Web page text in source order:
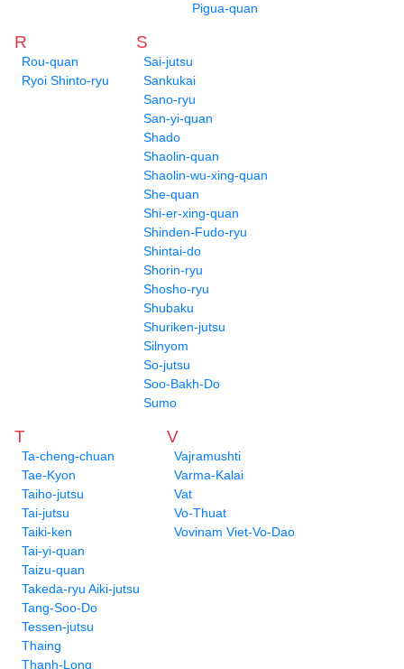
Pigua-quan
R
Rou-quan
Ryoi Shinto-ryu
S
Sai-jutsu
Sankukai
Sano-ryu
San-yi-quan
Shado
Shaolin-quan
Shaolin-wu-xing-quan
She-quan
Shi-er-xing-quan
Shinden-Fudo-ryu
Shintai-do
Shorin-ryu
Shosho-ryu
Shubaku
Shuriken-jutsu
Silnyom
So-jutsu
Soo-Bakh-Do
Sumo
T
Ta-cheng-chuan
Tae-Kyon
Taiho-jutsu
Tai-jutsu
Taiki-ken
Tai-yi-quan
Taizu-quan
Takeda-ryu Aiki-jutsu
Tang-Soo-Do
Tessen-jutsu
Thaing
Thanh-Long
V
Vajramushti
Varma-Kalai
Vat
Vo-Thuat
Vovinam Viet-Vo-Dao